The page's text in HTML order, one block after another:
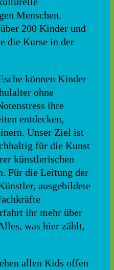
Menschen.
200 Kinder und
die Kurse in der
können Kinder
ohne
ihre
entdecken,
Unser Ziel ist
für die Kunst
künstlerischen
Für die Leitung der
ausgebildete
ihr mehr über
was hier zählt,
allen Kids offen